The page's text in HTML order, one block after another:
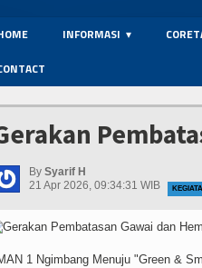
INFORMASI
By Syarif H
21 Apr 2026, 09:34:31 WIB
1 Ngimbang Menuju "Green &